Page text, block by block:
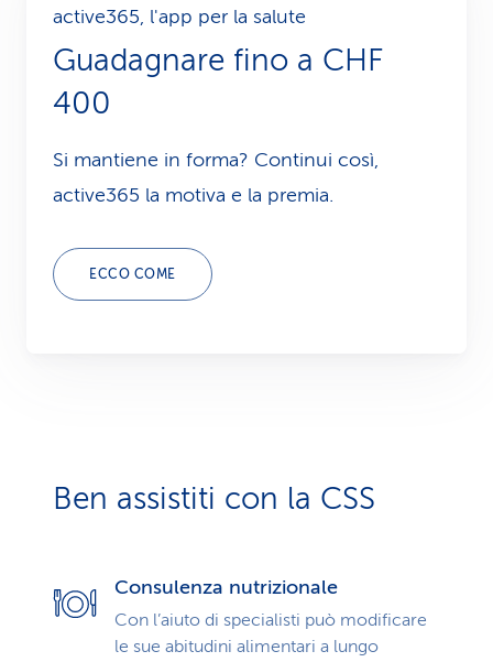
active365, l'app per la salute
Guadagnare fino a CHF
400
Si mantiene in forma? Continui così,
active365 la motiva e la premia.
ECCO COME
Ben assistiti con la CSS
Consulenza nutrizionale
Con l’aiuto di specialisti può modificare
le sue abitudini alimentari a lungo